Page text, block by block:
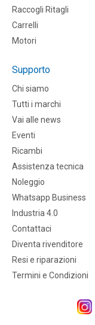
Raccogli Ritagli
Carrelli
Motori
Supporto
Chi siamo
Tutti i marchi
Vai alle news
Eventi
Ricambi
Assistenza tecnica
Noleggio
Whatsapp Business
Industria 4.0
Contattaci
Diventa rivenditore
Resi e riparazioni
Termini e Condizioni